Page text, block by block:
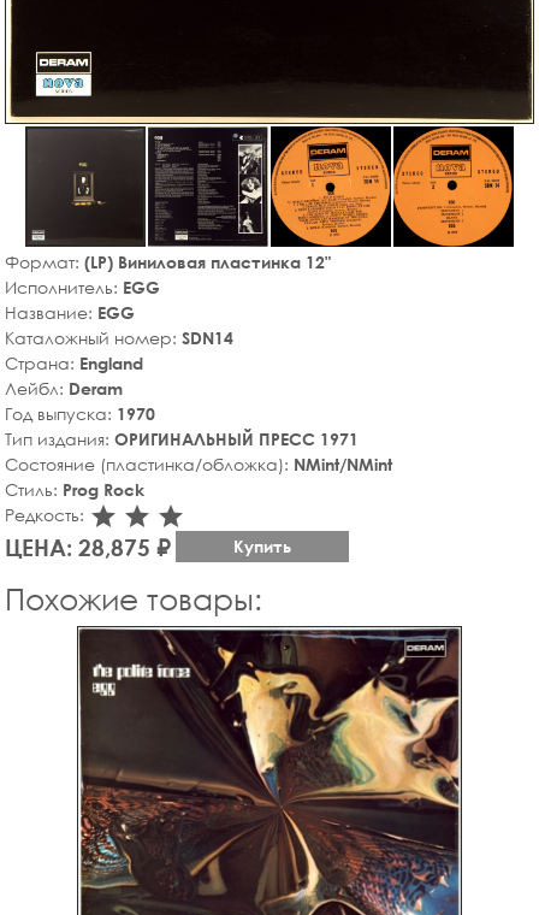
Формат: (LP) Виниловая пластинка 12"
Исполнитель: EGG
Название: EGG
Каталожный номер: SDN14
Страна: England
Лейбл: Deram
Год выпуска: 1970
Тип издания: ОРИГИНАЛЬНЫЙ ПРЕСС 1971
Состояние (пластинка/обложка): NMint/NMint
Стиль: Prog Rock
Редкость: star_rate
star_rate
star_rate
ЦЕНА: 28,875 ₽ Купить
Похожие товары: